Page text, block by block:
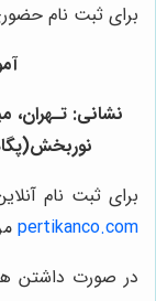
برای ثبت نام
نشانی: تـهران،
نوربخش(پگاه
برای ثبت نام
pertikanco.com
در صورت داشتن